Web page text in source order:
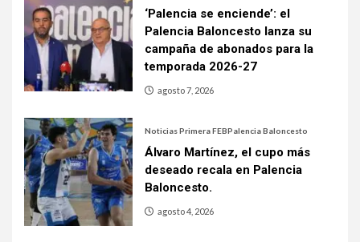
‘Palencia se enciende’: el
Palencia Baloncesto lanza su
campaña de abonados para la
temporada 2026-27
agosto 7, 2026
Noticias Primera FEBPalencia Baloncesto
Álvaro Martínez, el cupo más
deseado recala en Palencia
Baloncesto.
agosto 4, 2026